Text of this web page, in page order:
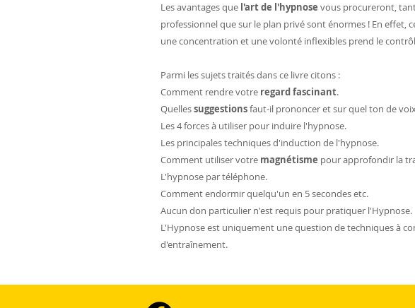
Les avantages que l'art de l'hypnose vous procureront,
professionnel que sur le plan privé sont énormes ! En effet,
une concentration et une volonté inflexibles prend le
Parmi les sujets traités dans ce livre citons :
Comment rendre votre regard fascinant.
Quellessuggestionsfaut-il prononcer et sur quel ton de
Les 4 forces à utiliser pour induire l'hypnose.
Les principales techniques d'induction de l'hypnose.
Comment utiliser votre magnétisme pour approfondir la
L'hypnose par téléphone.
Comment endormir quelqu'un en 5 secondes etc.
Aucun don particulier n'est requis pour pratiquer l'Hypnose.
L'Hypnose est uniquement une question de techniques à
d'entraînement.